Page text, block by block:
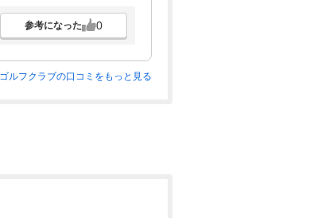
参考になった 0
ルフクラブの口コミをもっと見る